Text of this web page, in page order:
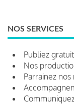
NOS SERVICES
Publiez
Nos
Parrainez